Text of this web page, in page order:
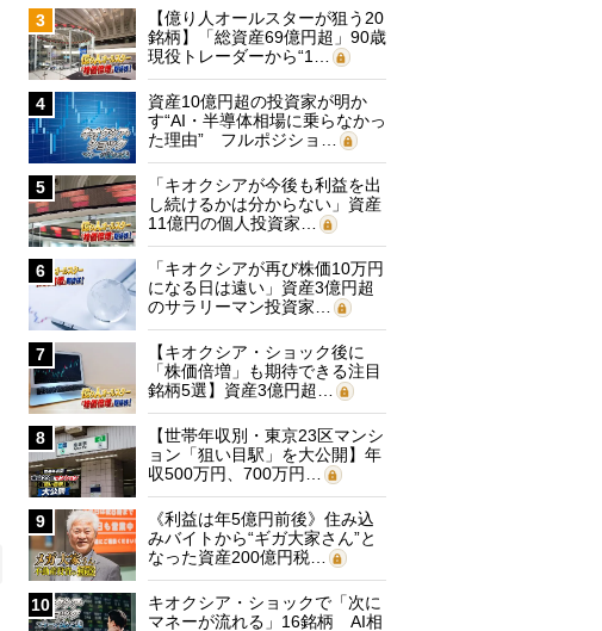
3
【億り人オールスターが狙う20
銘柄】「総資産69億円超」90歳
現役トレーダーから“1…
4
資産10億円超の投資家が明か
す“AI・半導体相場に乗らなかっ
た理由” フルポジショ…
5
「キオクシアが今後も利益を出
し続けるかは分からない」資産
11億円の個人投資家…
6
「キオクシアが再び株価10万円
になる日は遠い」資産3億円超
のサラリーマン投資家…
7
【キオクシア・ショック後に
「株価倍増」も期待できる注目
銘柄5選】資産3億円超…
8
【世帯年収別・東京23区マンシ
ョン「狙い目駅」を大公開】年
収500万円、700万円…
9
《利益は年5億円前後》住み込
みバイトから“ギガ大家さん”と
なった資産200億円税…
10
キオクシア・ショックで「次に
マネーが流れる」16銘柄 AI相